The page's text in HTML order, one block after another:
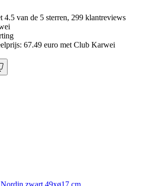
4.5 van de 5 sterren, 299 klantreviews
67.49 euro met Club Karwei
zwart 49xø17 cm